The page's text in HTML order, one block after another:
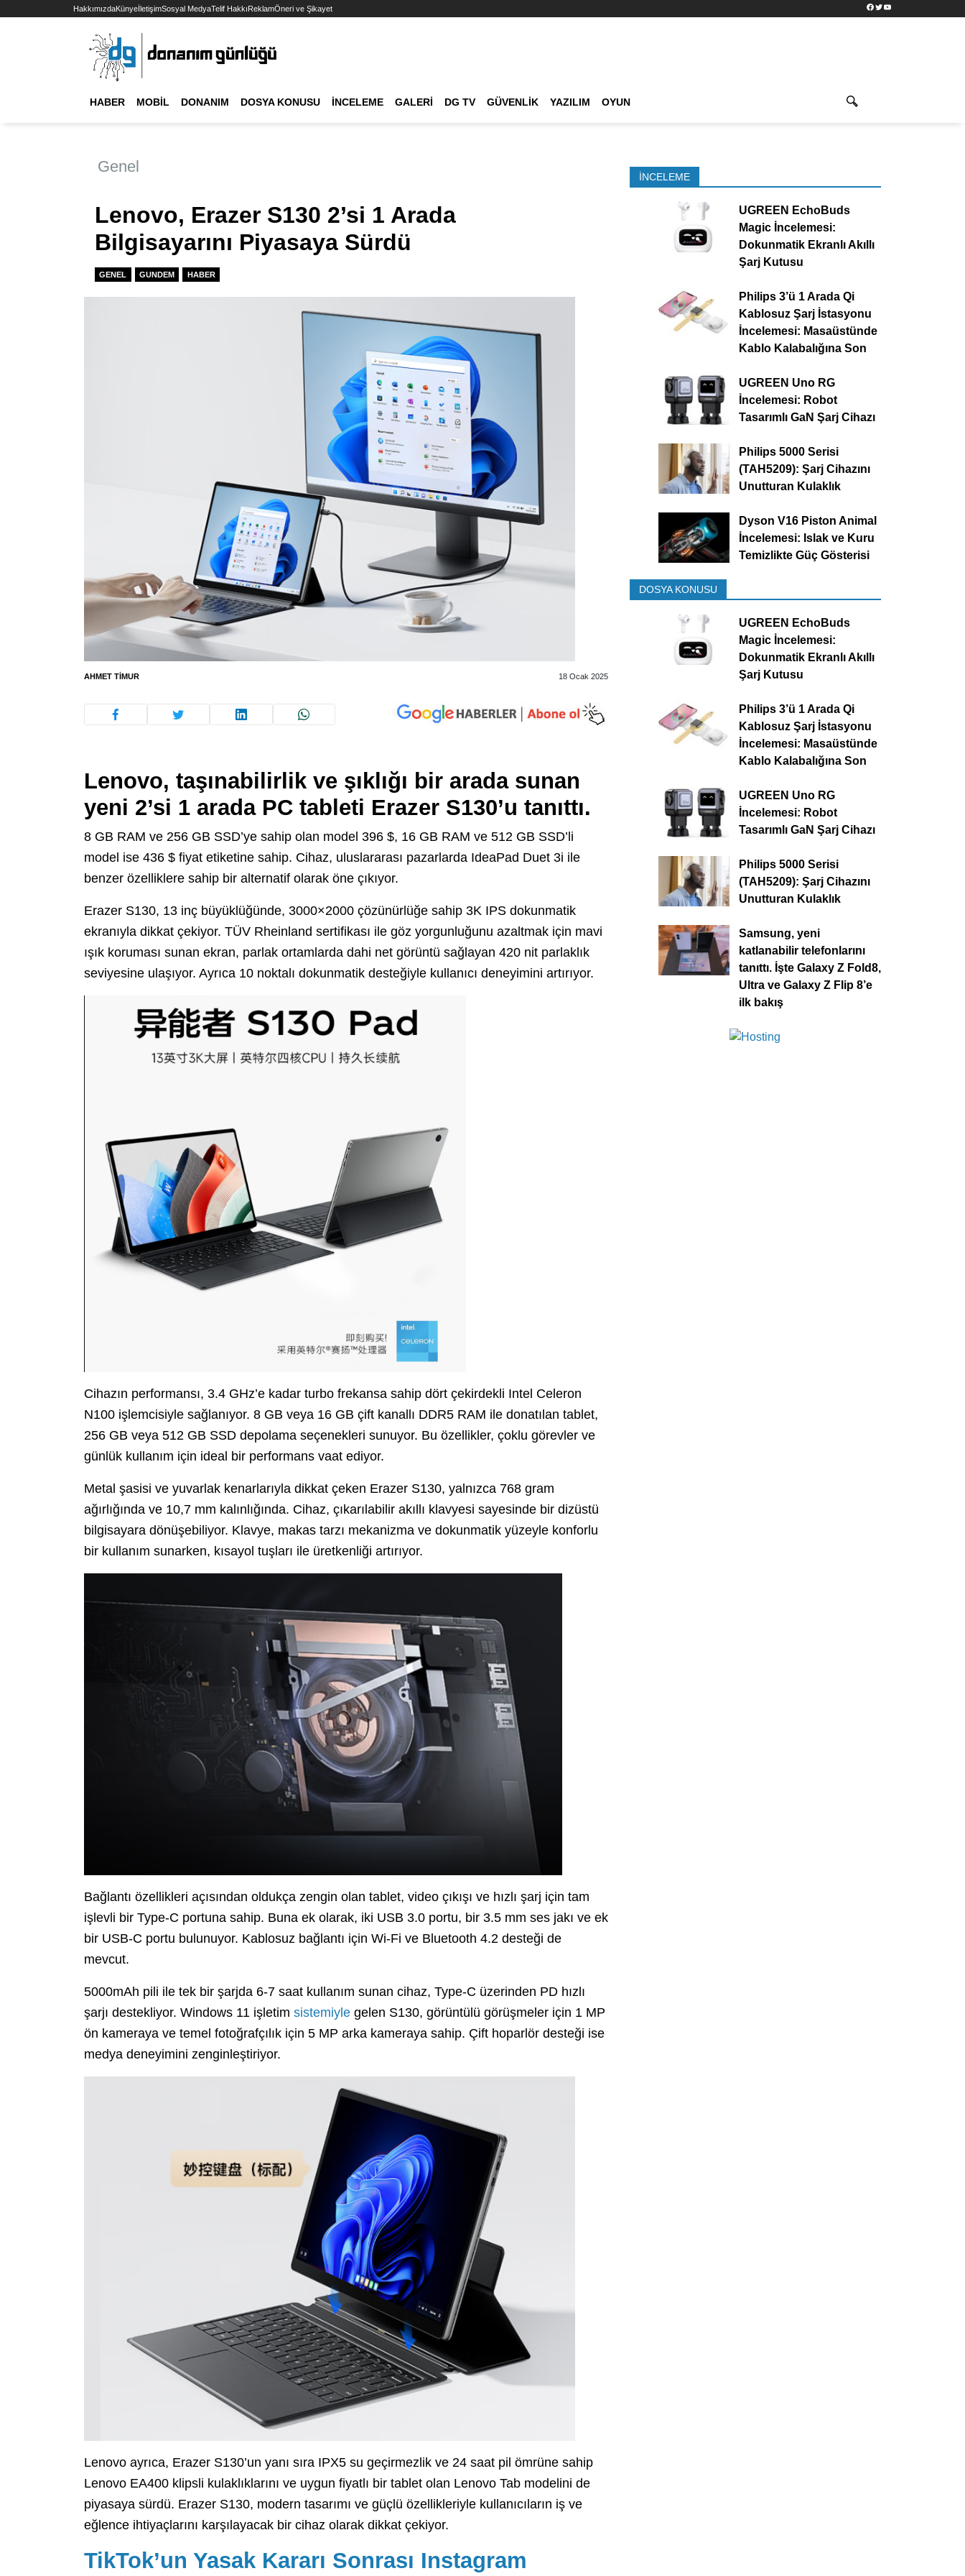
HakkımızdaKünyeİletişimSosyal MedyaTelif HakkıReklamÖneri ve Şikayet Facebook
TwitterYouTube
HABER MOBIL DONANIM DOSYA KONUSU İNCELEME GALERI DG TV GÜVENLIK YAZILIM OYUN
Genel
Lenovo, Erazer S130 2’si 1 Arada
Bilgisayarını Piyasaya Sürdü
GENEL GUNDEM HABER
AHMET TIMUR 18 Ocak 2025
Lenovo, taşınabilirlik ve şıklığı bir arada sunan
yeni 2’si 1 arada PC tableti Erazer S130’u tanıttı.
8 GB RAM ve 256 GB SSD’ye sahip olan model 396 $, 16 GB RAM ve 512 GB SSD’li
model ise 436 $ fiyat etiketine sahip. Cihaz, uluslararası pazarlarda IdeaPad Duet 3i ile
benzer özelliklere sahip bir alternatif olarak öne çıkıyor.
Erazer S130, 13 inç büyüklüğünde, 3000×2000 çözünürlüğe sahip 3K IPS dokunmatik
ekranıyla dikkat çekiyor. TÜV Rheinland sertifikası ile göz yorgunluğunu azaltmak için mavi
ışık koruması sunan ekran, parlak ortamlarda dahi net görüntü sağlayan 420 nit parlaklık
seviyesine ulaşıyor. Ayrıca 10 noktalı dokunmatik desteğiyle kullanıcı deneyimini artırıyor.
Cihazın performansı, 3.4 GHz’e kadar turbo frekansa sahip dört çekirdekli Intel Celeron
N100 işlemcisiyle sağlanıyor. 8 GB veya 16 GB çift kanallı DDR5 RAM ile donatılan tablet,
256 GB veya 512 GB SSD depolama seçenekleri sunuyor. Bu özellikler, çoklu görevler ve
günlük kullanım için ideal bir performans vaat ediyor.
Metal şasisi ve yuvarlak kenarlarıyla dikkat çeken Erazer S130, yalnızca 768 gram
ağırlığında ve 10,7 mm kalınlığında. Cihaz, çıkarılabilir akıllı klavyesi sayesinde bir dizüstü
bilgisayara dönüşebiliyor. Klavye, makas tarzı mekanizma ve dokunmatik yüzeyle konforlu
bir kullanım sunarken, kısayol tuşları ile üretkenliği artırıyor.
Bağlantı özellikleri açısından oldukça zengin olan tablet, video çıkışı ve hızlı şarj için tam
işlevli bir Type-C portuna sahip. Buna ek olarak, iki USB 3.0 portu, bir 3.5 mm ses jakı ve ek
bir USB-C portu bulunuyor. Kablosuz bağlantı için Wi-Fi ve Bluetooth 4.2 desteği de
mevcut.
5000mAh pili ile tek bir şarjda 6-7 saat kullanım sunan cihaz, Type-C üzerinden PD hızlı
şarjı destekliyor. Windows 11 işletim sistemiyle gelen S130, görüntülü görüşmeler için 1 MP
ön kameraya ve temel fotoğrafçılık için 5 MP arka kameraya sahip. Çift hoparlör desteği ise
medya deneyimini zenginleştiriyor.
Lenovo ayrıca, Erazer S130’un yanı sıra IPX5 su geçirmezlik ve 24 saat pil ömrüne sahip
Lenovo EA400 klipsli kulaklıklarını ve uygun fiyatlı bir tablet olan Lenovo Tab modelini de
piyasaya sürdü. Erazer S130, modern tasarımı ve güçlü özellikleriyle kullanıcıların iş ve
eğlence ihtiyaçlarını karşılayacak bir cihaz olarak dikkat çekiyor.
TikTok’un Yasak Kararı Sonrası Instagram
İNCELEME
UGREEN EchoBuds
Magic İncelemesi:
Dokunmatik Ekranlı Akıllı
Şarj Kutusu
Philips 3’ü 1 Arada Qi
Kablosuz Şarj İstasyonu
İncelemesi: Masaüstünde
Kablo Kalabalığına Son
UGREEN Uno RG
İncelemesi: Robot
Tasarımlı GaN Şarj Cihazı
Philips 5000 Serisi
(TAH5209): Şarj Cihazını
Unutturan Kulaklık
Dyson V16 Piston Animal
İncelemesi: Islak ve Kuru
Temizlikte Güç Gösterisi
DOSYA KONUSU
UGREEN EchoBuds
Magic İncelemesi:
Dokunmatik Ekranlı Akıllı
Şarj Kutusu
Philips 3’ü 1 Arada Qi
Kablosuz Şarj İstasyonu
İncelemesi: Masaüstünde
Kablo Kalabalığına Son
UGREEN Uno RG
İncelemesi: Robot
Tasarımlı GaN Şarj Cihazı
Philips 5000 Serisi
(TAH5209): Şarj Cihazını
Unutturan Kulaklık
Samsung, yeni
katlanabilir telefonlarını
tanıttı. İşte Galaxy Z Fold8,
Ultra ve Galaxy Z Flip 8’e
ilk bakış